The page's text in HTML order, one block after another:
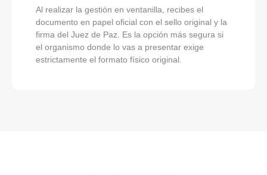
Al realizar la gestión en ventanilla, recibes el
documento en papel oficial con el sello original y la
firma del Juez de Paz. Es la opción más segura si
el organismo donde lo vas a presentar exige
estrictamente el formato físico original.